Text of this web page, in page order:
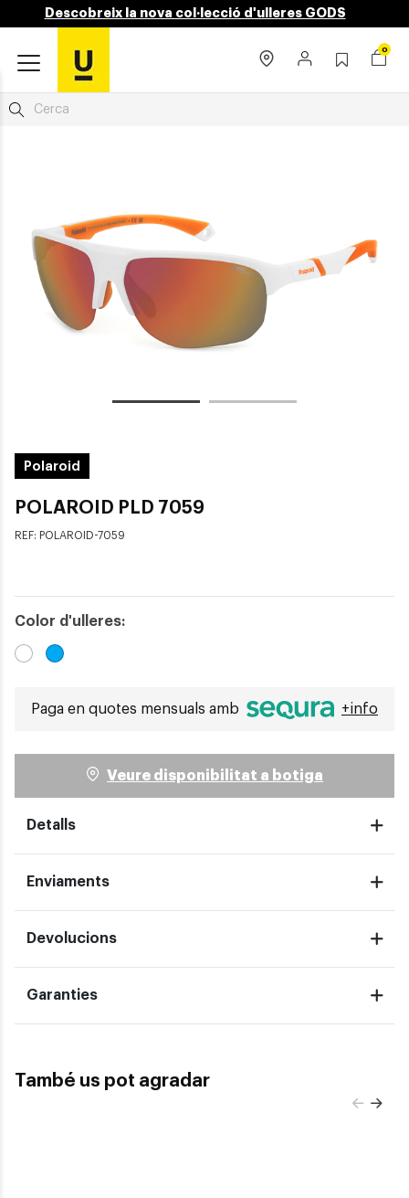
Descobreix la nova col·lecció d'ulleres GODS
0
Polaroid
POLAROID PLD 7059
REF: POLAROID-7059
Color d'ulleres:
Paga en quotes mensuals amb +info
Veure disponibilitat a botiga
Detalls
Enviaments
Devolucions
Garanties
També us pot agradar